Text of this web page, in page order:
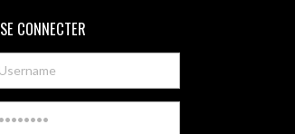
SE CONNECTER